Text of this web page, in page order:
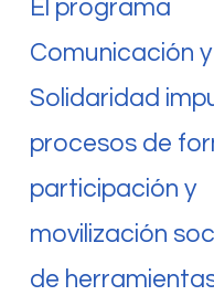
El programa
Comunicación y
Solidaridad
procesos de
participación y
movilización
de